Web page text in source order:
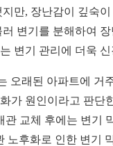
지만, 장난감이 깊숙
러 변기를 분해하여
변기 관리에 더욱
오래된 아파트에 거
가 원인이라고 판단
관 교체 후에는 변기
노후화로 인한 변기